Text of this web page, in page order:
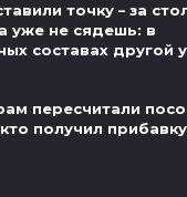
точку – за
уже не сядешь: в
составах другой
пересчитали
кто получил